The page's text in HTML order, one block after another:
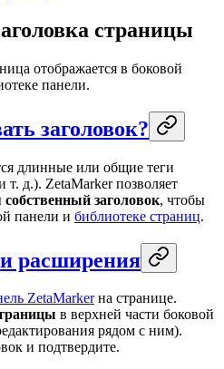
страницы
отображается в боковой
панели.
заголовок?
длинные или общие теги
т. д.). ZetaMarker позволяет
собственный заголовок, чтобы
панели и библиотеке страниц.
расширения
ZetaMarkerна странице.
в верхней части боковой
рядом с ним).
и подтвердите.